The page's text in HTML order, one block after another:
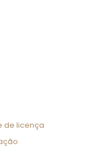
de licença